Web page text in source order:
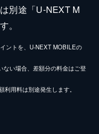
別途「U-NEXT M
。
ントを、U-NEXT MOBILEの
ない場合、差額分の料金はご登
用料は別途発生します。